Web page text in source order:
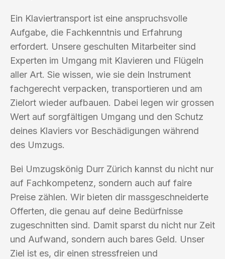
Ein Klaviertransport ist eine anspruchsvolle
Aufgabe, die Fachkenntnis und Erfahrung
erfordert. Unsere geschulten Mitarbeiter sind
Experten im Umgang mit Klavieren und Flügeln
aller Art. Sie wissen, wie sie dein Instrument
fachgerecht verpacken, transportieren und am
Zielort wieder aufbauen. Dabei legen wir grossen
Wert auf sorgfältigen Umgang und den Schutz
deines Klaviers vor Beschädigungen während
des Umzugs.
Bei Umzugskönig Durr Zürich kannst du nicht nur
auf Fachkompetenz, sondern auch auf faire
Preise zählen. Wir bieten dir massgeschneiderte
Offerten, die genau auf deine Bedürfnisse
zugeschnitten sind. Damit sparst du nicht nur Zeit
und Aufwand, sondern auch bares Geld. Unser
Ziel ist es, dir einen stressfreien und